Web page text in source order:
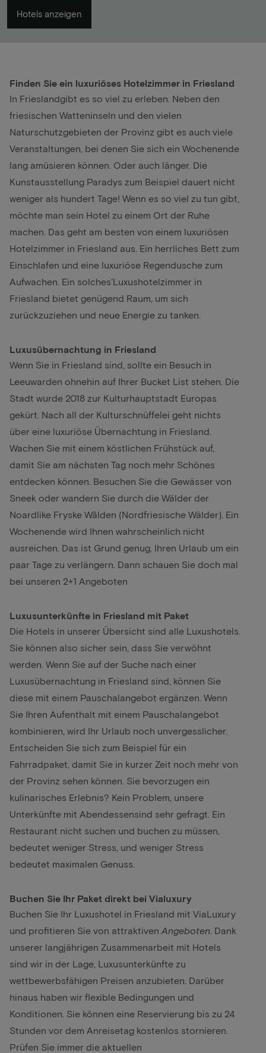
Hotels anzeigen
Finden Sie ein luxuriöses Hotelzimmer in Friesland
In Frieslandgibt es so viel zu erleben. Neben den
friesischen Watteninseln und den vielen
Naturschutzgebieten der Provinz gibt es auch viele
Veranstaltungen, bei denen Sie sich ein Wochenende
lang amüsieren können. Oder auch länger. Die
Kunstausstellung Paradys zum Beispiel dauert nicht
weniger als hundert Tage! Wenn es so viel zu tun gibt,
möchte man sein Hotel zu einem Ort der Ruhe
machen. Das geht am besten von einem luxuriösen
Hotelzimmer in Friesland aus. Ein herrliches Bett zum
Einschlafen und eine luxuriöse Regendusche zum
Aufwachen. Ein solches’Luxushotelzimmer in
Friesland bietet genügend Raum, um sich
zurückzuziehen und neue Energie zu tanken.
Luxusübernachtung in Friesland
Wenn Sie in Friesland sind, sollte ein Besuch in
Leeuwarden ohnehin auf Ihrer Bucket List stehen. Die
Stadt wurde 2018 zur Kulturhauptstadt Europas
gekürt. Nach all der Kulturschnüffelei geht nichts
über eine luxuriöse Übernachtung in Friesland.
Wachen Sie mit einem köstlichen Frühstück auf,
damit Sie am nächsten Tag noch mehr Schönes
entdecken können. Besuchen Sie die Gewässer von
Sneek oder wandern Sie durch die Wälder der
Noardlike Fryske Wâlden (Nordfriesische Wälder). Ein
Wochenende wird Ihnen wahrscheinlich nicht
ausreichen. Das ist Grund genug, Ihren Urlaub um ein
paar Tage zu verlängern. Dann schauen Sie doch mal
bei unseren 2+1 Angeboten
Luxusunterkünfte in Friesland mit Paket
Die Hotels in unserer Übersicht sind alle Luxushotels.
Sie können also sicher sein, dass Sie verwöhnt
werden. Wenn Sie auf der Suche nach einer
Luxusübernachtung in Friesland sind, können Sie
diese mit einem Pauschalangebot ergänzen. Wenn
Sie Ihren Aufenthalt mit einem Pauschalangebot
kombinieren, wird Ihr Urlaub noch unvergesslicher.
Entscheiden Sie sich zum Beispiel für ein
Fahrradpaket , damit Sie in kurzer Zeit noch mehr von
der Provinz sehen können. Sie bevorzugen ein
kulinarisches Erlebnis? Kein Problem, unsere
Unterkünfte mit Abendessensind sehr gefragt. Ein
Restaurant nicht suchen und buchen zu müssen,
bedeutet weniger Stress, und weniger Stress
bedeutet maximalen Genuss.
Buchen Sie Ihr Paket direkt bei Vialuxury
Buchen Sie Ihr Luxushotel in Friesland mit ViaLuxury
und profitieren Sie von attraktiven Angeboten . Dank
unserer langjährigen Zusammenarbeit mit Hotels
sind wir in der Lage, Luxusunterkünfte zu
wettbewerbsfähigen Preisen anzubieten. Darüber
hinaus haben wir flexible Bedingungen und
Konditionen. Sie können eine Reservierung bis zu 24
Stunden vor dem Anreisetag kostenlos stornieren.
Prüfen Sie immer die aktuellen